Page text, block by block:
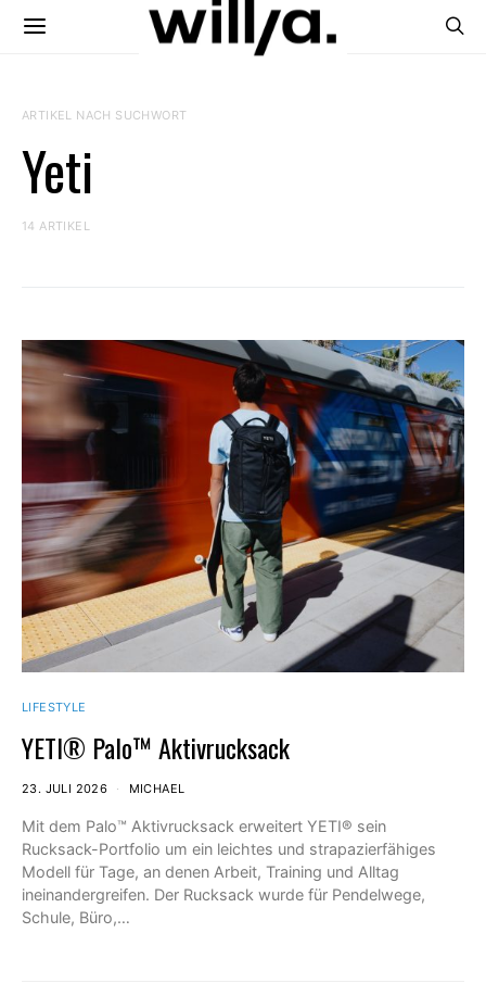
ARTIKEL NACH SUCHWORT
Yeti
14 ARTIKEL
LIFESTYLE
YETI® Palo™ Aktivrucksack
23. JULI 2026 MICHAEL
Mit dem Palo™ Aktivrucksack erweitert YETI® sein
Rucksack-Portfolio um ein leichtes und strapazierfähiges
Modell für Tage, an denen Arbeit, Training und Alltag
ineinandergreifen. Der Rucksack wurde für Pendelwege,
Schule, Büro,…